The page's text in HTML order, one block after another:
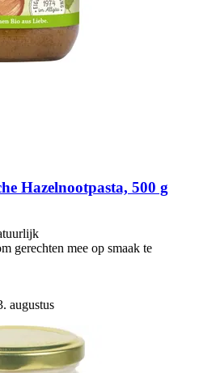
Hazelnootpasta, 500 g
gerechten mee op smaak te
augustus